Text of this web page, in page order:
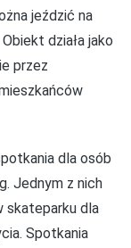
jeździć na
działa jako
przez
dla osób
Jednym z nich
skateparku dla
Spotkania